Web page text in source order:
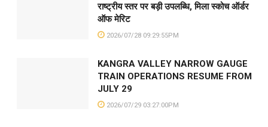
राष्ट्रीय स्तर पर बड़ी उपलब्धि, मिला स्कोच ऑर्डर
ऑफ मेरिट
2026/07/28 09:29:55PM
KANGRA VALLEY NARROW GAUGE
TRAIN OPERATIONS RESUME FROM
JULY 29
2026/07/29 03:27:00PM